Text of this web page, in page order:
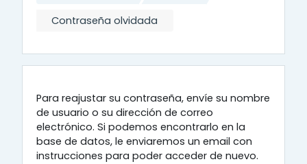
Contraseña olvidada
Para reajustar su contraseña, envíe su nombre
de usuario o su dirección de correo
electrónico. Si podemos encontrarlo en la
base de datos, le enviaremos un email con
instrucciones para poder acceder de nuevo.